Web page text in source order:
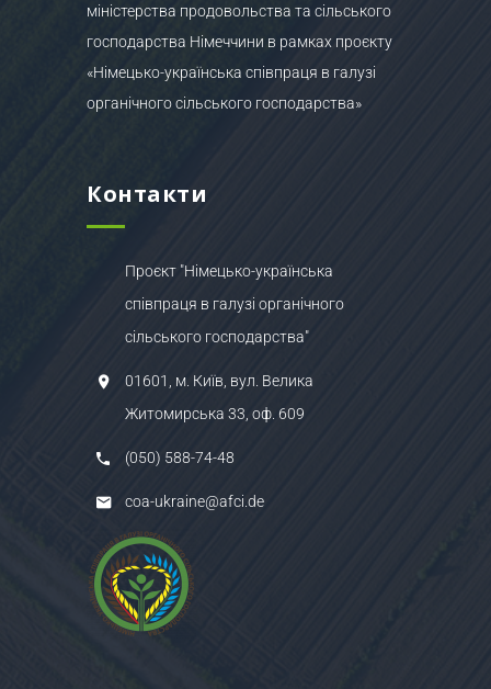
міністерства продовольства та сільського
господарства Німеччини в рамках проєкту
«Німецько-українська співпраця в галузі
органічного сільського господарства»
Контакти
Проєкт "Німецько-українська
співпраця в галузі органічного
сільського господарства"
01601, м. Київ, вул. Велика
Житомирська 33, оф. 609
(050) 588-74-48
coa-ukraine@afci.de